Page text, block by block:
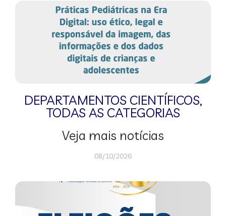
DEPARTAMENTOS CIENTÍFICOS,
TODAS AS CATEGORIAS
Veja mais notícias
08/10/2026